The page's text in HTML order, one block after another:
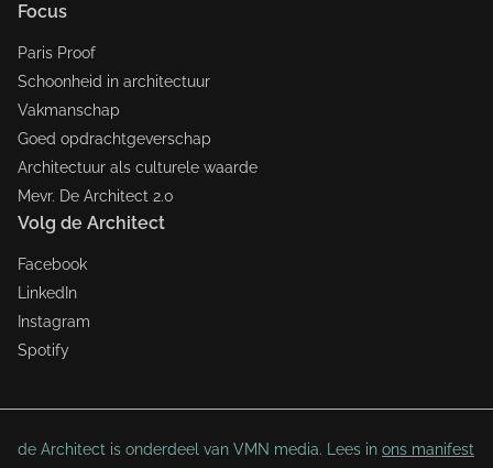
Focus
Paris Proof
Schoonheid in architectuur
Vakmanschap
Goed opdrachtgeverschap
Architectuur als culturele waarde
Mevr. De Architect 2.0
Volg de Architect
Facebook
LinkedIn
Instagram
Spotify
de Architect is onderdeel van VMN media. Lees in ons manifest